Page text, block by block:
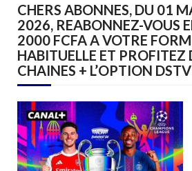
CHERS ABONNES, DU 01
2026, REABONNEZ-VOUS
2000 FCFA A VOTRE
HABITUELLE ET PROFITEZ
CHAINES + L’OPTION